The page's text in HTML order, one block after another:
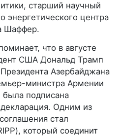
старший научный
энергетического центра
Шаффер.
что в августе
США Дональд Трамп
Азербайджана
министра Армении
подписана
Одним из
стал
который соединит